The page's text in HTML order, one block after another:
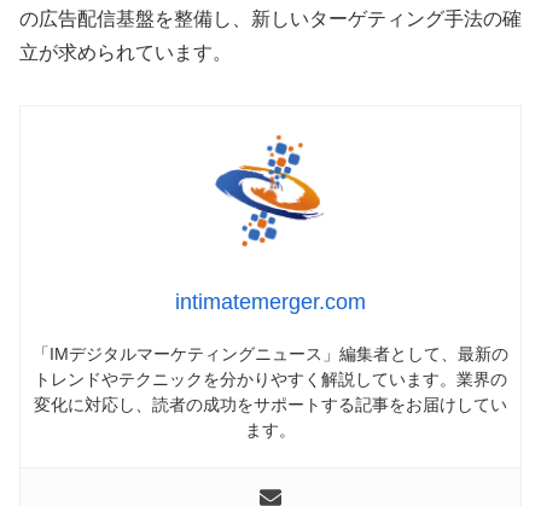
の広告配信基盤を整備し、新しいターゲティング手法の確
立が求められています。
intimatemerger.com
「IMデジタルマーケティングニュース」編集者として、最新の
トレンドやテクニックを分かりやすく解説しています。業界の
変化に対応し、読者の成功をサポートする記事をお届けしてい
ます。